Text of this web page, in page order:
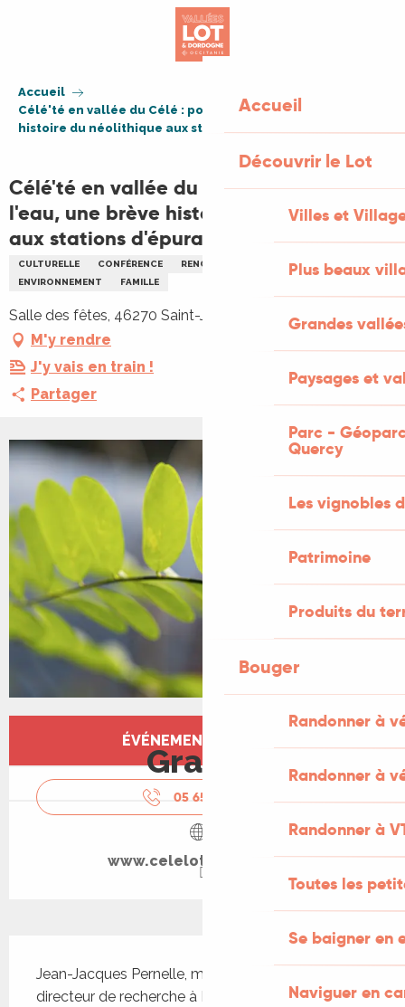
Accueil
Découvrir le Lot
Villes et
Plus beaux
Grandes
Paysages et
Parc -
Quercy
Les vignobles
Patrimoine
Produits du
Bouger
Randonner à
Randonner à
Randonner à
Toutes les
Se baigner en
Naviguer en
Accueil
Célé'té en vallée du Célé : pollution de l'eau, une brève
histoire du néolithique aux stations d'épuration
Célé'té en vallée du Célé : pollution de
l'eau, une brève histoire du néolithique
aux stations d'épuration
CULTURELLE CONFÉRENCE RENCONTRES
ENFANTS
ENVIRONNEMENT
FAMILLE
Salle des fêtes, 46270 Saint-Jean-Mirabel
M'y rendre
J'y vais en train !
Partager
Ouverture et coordonnées
ÉVÉNEMENT TERMINÉ
Gratuit
05 65 11 47
www.celelotmedian.com
Jean-Jacques Pernelle, microbiologiste et ancien
directeur de recherche à IRSTEA devenue